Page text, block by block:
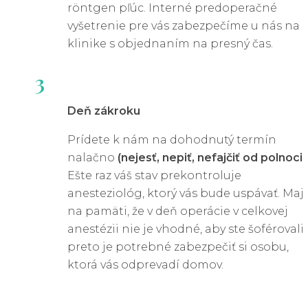
röntgen pľúc. Interné predoperačné
vyšetrenie pre vás zabezpečíme u nás na
klinike s objednaním na presný čas.
3
Deň zákroku
Prídete k nám na dohodnutý termín
nalačno (nejesť, nepiť, nefajčiť od polnoci)
Ešte raz váš stav prekontroluje
anesteziológ, ktorý vás bude uspávať.
na pamäti, že v deň operácie v celkovej
anestézii nie je vhodné, aby ste šoférovali,
preto je potrebné zabezpečiť si osobu,
ktorá vás odprevadí domov.